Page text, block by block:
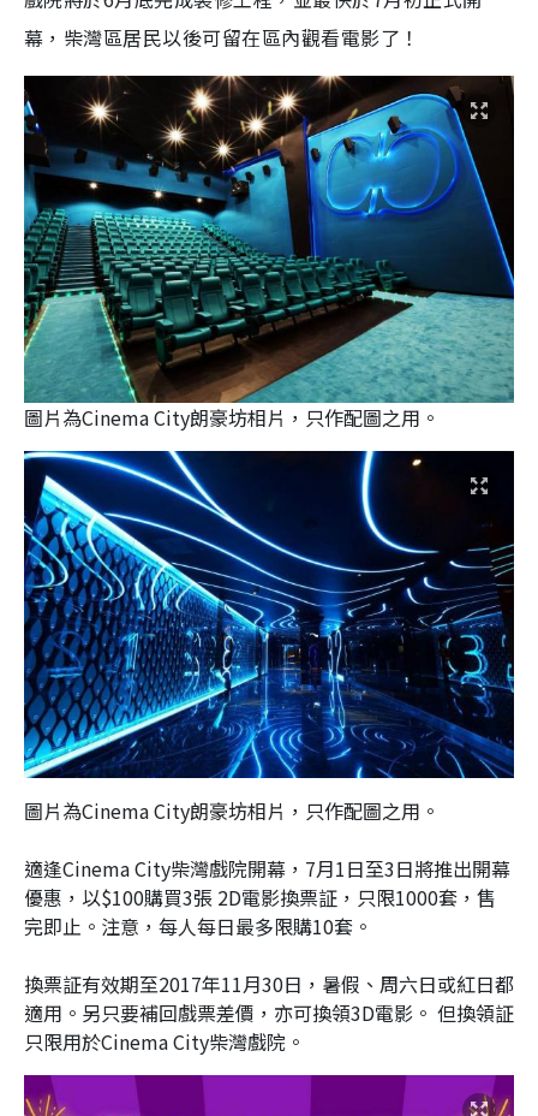
幕，柴灣區居民以後可留在區內觀看電影了！
圖片為Cinema City朗豪坊相片，只作配圖之用。
圖片為Cinema City朗豪坊相片，只作配圖之用。
適逢Cinema City柴灣戲院開幕，7月1日至3日將推出開幕
優惠，以$100購買3張 2D電影換票証，只限1000套，售
完即止。注意，每人每日最多限購10套。
換票証有效期至2017年11月30日，暑假、周六日或紅日都
適用。另只要補回戲票差價，亦可換領3D電影。 但換領証
只限用於Cinema City柴灣戲院。